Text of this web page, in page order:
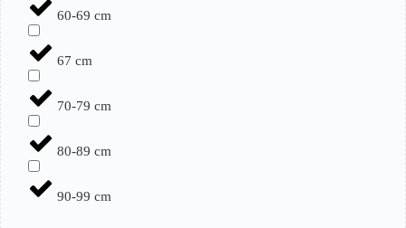
60-69 cm
67 cm
70-79 cm
80-89 cm
90-99 cm